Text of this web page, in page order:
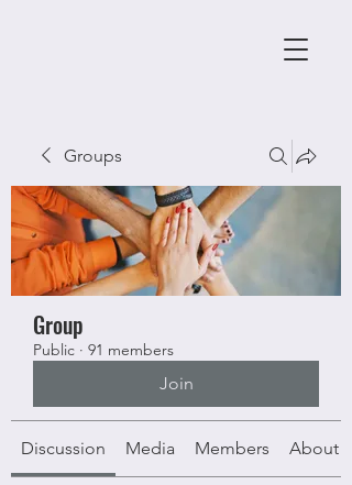
Groups
Group
Public · 91 members
Join
Discussion Media Members About